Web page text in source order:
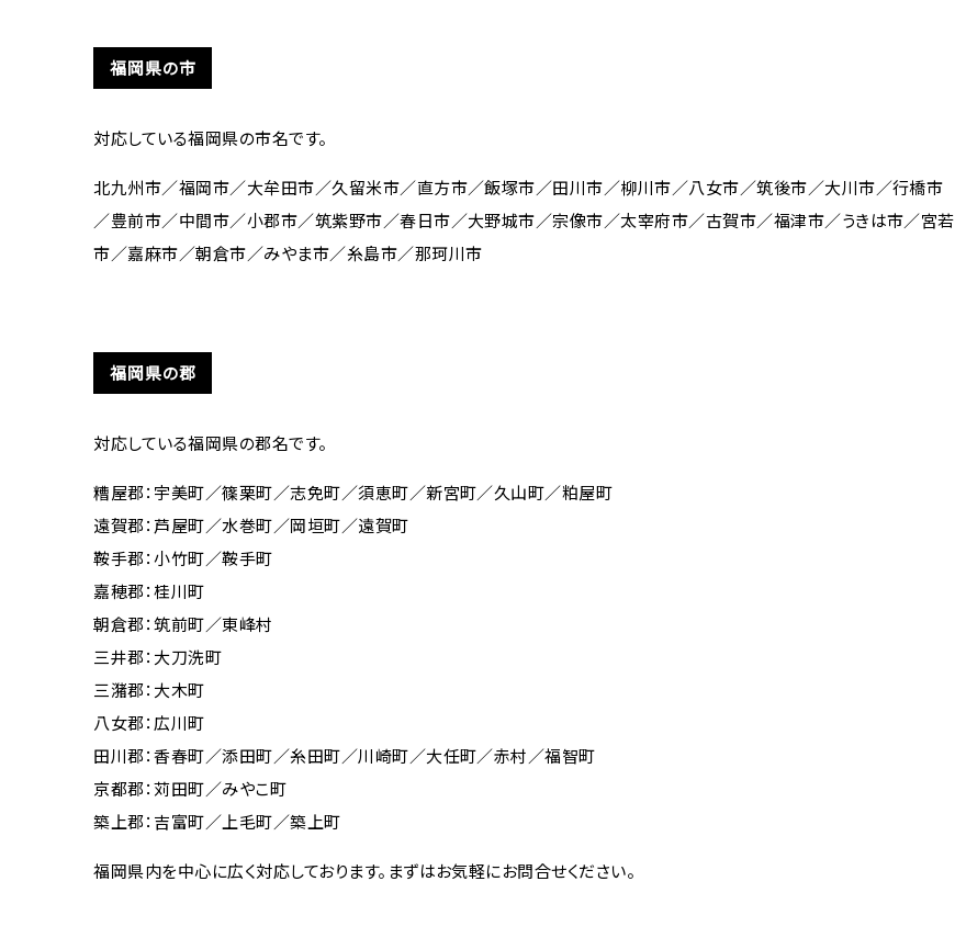
福岡県の市
対応している福岡県の市名です。
北九州市／福岡市／大牟田市／久留米市／直方市／飯塚市／田川市／柳川市／八女市／筑後市／大川市／行橋市
／豊前市／中間市／小郡市／筑紫野市／春日市／大野城市／宗像市／太宰府市／古賀市／福津市／うきは市／宮若
市／嘉麻市／朝倉市／みやま市／糸島市／那珂川市
福岡県の郡
対応している福岡県の郡名です。
糟屋郡：宇美町／篠栗町／志免町／須恵町／新宮町／久山町／粕屋町
遠賀郡：芦屋町／水巻町／岡垣町／遠賀町
鞍手郡：小竹町／鞍手町
嘉穂郡：桂川町
朝倉郡：筑前町／東峰村
三井郡：大刀洗町
三潴郡：大木町
八女郡：広川町
田川郡：香春町／添田町／糸田町／川崎町／大任町／赤村／福智町
京都郡：苅田町／みやこ町
築上郡：吉富町／上毛町／築上町
福岡県内を中心に広く対応しております。まずはお気軽にお問合せください。